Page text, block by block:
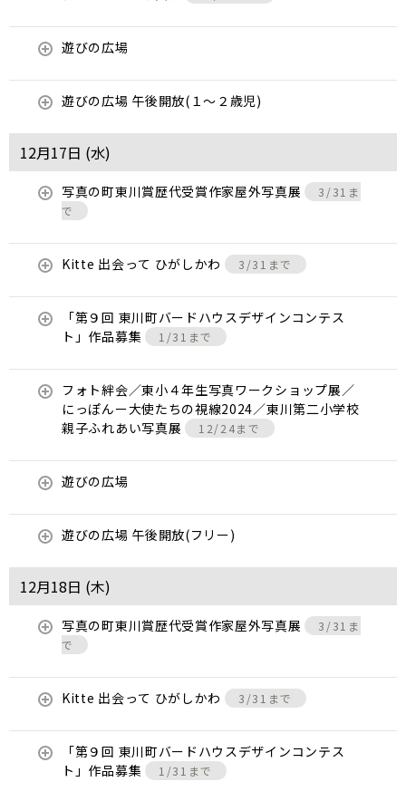
遊びの広場
遊びの広場 午後開放(１～２歳児)
12月17日 (水)
写真の町東川賞歴代受賞作家屋外写真展
3/31ま
で
Kitte 出会って ひがしかわ 3/31まで
「第９回 東川町バードハウスデザインコンテス
ト」作品募集
1/31まで
フォト絆会／東小４年生写真ワークショップ展／
にっぽんー大使たちの視線2024／東川第二小学校
親子ふれあい写真展
12/24まで
遊びの広場
遊びの広場 午後開放(フリー)
12月18日 (木)
写真の町東川賞歴代受賞作家屋外写真展
3/31ま
で
Kitte 出会って ひがしかわ 3/31まで
「第９回 東川町バードハウスデザインコンテス
ト」作品募集
1/31まで